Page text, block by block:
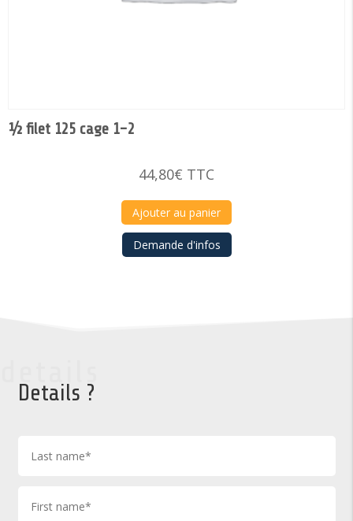
½ filet 125 cage 1-2
44,80€ TTC
Ajouter au panier
Demande d'infos
Details ?